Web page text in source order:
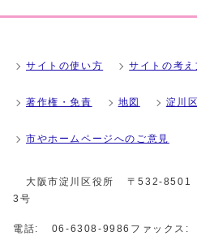
サイトの使い方 サイトの考え
著作権・免責 地図 淀川
市やホームページへのご意見
大阪市淀川区役所
〒532-8501
3号
電話: 06-6308-9986 ファックス: